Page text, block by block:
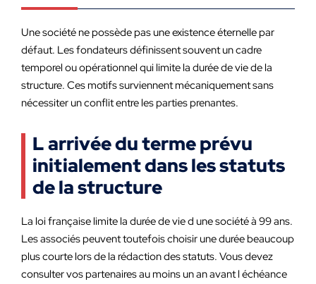
Une société ne possède pas une existence éternelle par
défaut. Les fondateurs définissent souvent un cadre
temporel ou opérationnel qui limite la durée de vie de la
structure. Ces motifs surviennent mécaniquement sans
nécessiter un conflit entre les parties prenantes.
L arrivée du terme prévu
initialement dans les statuts
de la structure
La loi française limite la durée de vie d une société à 99 ans.
Les associés peuvent toutefois choisir une durée beaucoup
plus courte lors de la rédaction des statuts. Vous devez
consulter vos partenaires au moins un an avant l échéance